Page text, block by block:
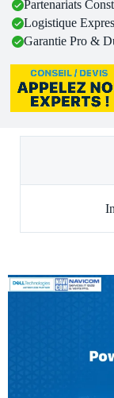
Partenariats
Logistique
Garantie Pro &